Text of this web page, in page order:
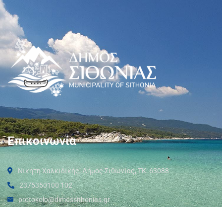
Επικοινωνία
Νικήτη Χαλκιδικής, Δήμος Σιθωνίας, ΤΚ: 63088
2375350100 102
protokolo@dimossithonias.gr